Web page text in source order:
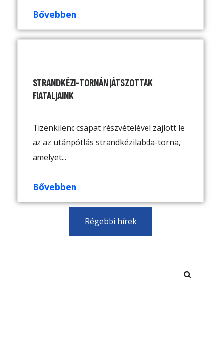
Bővebben
STRANDKÉZI-TORNÁN JÁTSZOTTAK
FIATALJAINK
Tizenkilenc csapat részvételével zajlott le
az az utánpótlás strandkézilabda-torna,
amelyet...
Bővebben
Régebbi hírek